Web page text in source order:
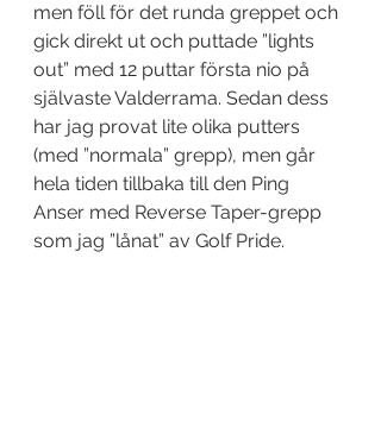
men föll för det runda greppet och
gick direkt ut och puttade ”lights
out” med 12 puttar första nio på
självaste Valderrama. Sedan dess
har jag provat lite olika putters
(med ”normala” grepp), men går
hela tiden tillbaka till den Ping
Anser med Reverse Taper-grepp
som jag ”lånat” av Golf Pride.